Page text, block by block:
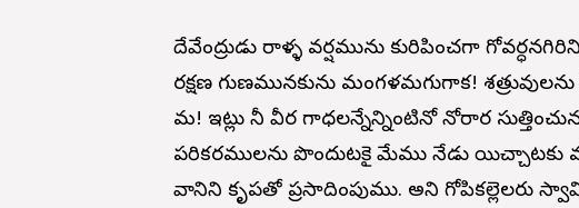
దేవేంద్రుడు రాళ్ళ వర్షమును కురిపించగా
రక్షణ గుణమునకును మంగళమగుగాక!
మ! ఇట్లు నీ వీర గాధలన్నేన్నింటినో నోరార
పరికరములను పొందుటకై మేము నేడు
వానిని కృపతో ప్రసాదింపుము. అని గోపికల్లెలరు